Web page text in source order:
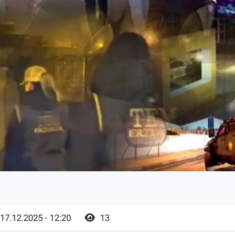
17.12.2025 - 12:20 13